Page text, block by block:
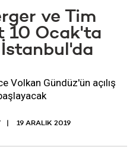
ve Tim
10 Ocak'ta
İstanbul'da
Volkan Gündüz'ün açılış
19 ARALIK 2019